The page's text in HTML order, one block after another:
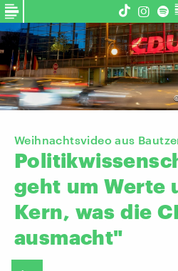
Weihnachtsvideo aus
geht um Werte
Kern, was die
ausmacht"